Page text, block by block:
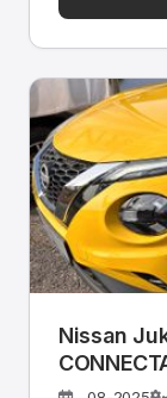
Nissan